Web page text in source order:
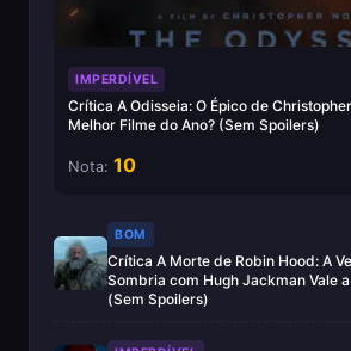
IMPERDÍVEL
Crítica A Odisseia: O Épico de
Melhor Filme do Ano? (Sem Spoilers)
Nota: 10
BOM
Crítica A Morte de Robin Hood: A
Sombria com Hugh Jackman Vale
(Sem Spoilers)